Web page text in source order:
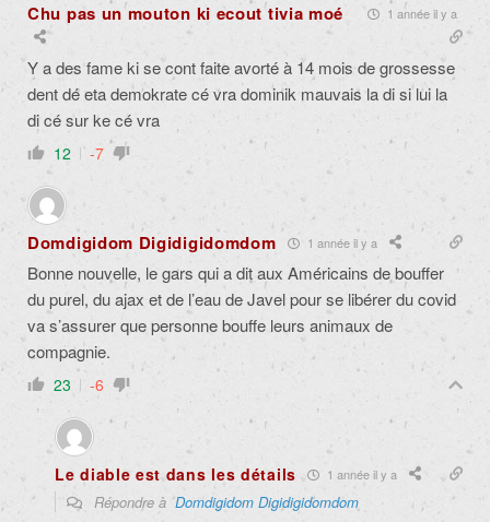
Chu pas un mouton ki ecout tivia moé 1 année il y a
Y a des fame ki se cont faite avorté à 14 mois de grossesse
dent dé eta demokrate cé vra dominik mauvais la di si lui la
di cé sur ke cé vra
12 -7
Domdigidom Digidigidomdom 1 année il y a
Bonne nouvelle, le gars qui a dit aux Américains de bouffer
du purel, du ajax et de l’eau de Javel pour se libérer du covid
va s’assurer que personne bouffe leurs animaux de
compagnie.
23 -6
Le diable est dans les détails 1 année il y a
Répondre àDomdigidom Digidigidomdom